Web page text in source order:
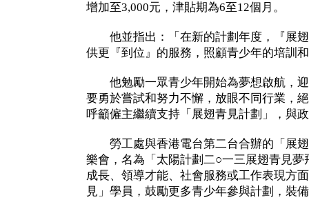
增加至3,000元，津貼期為6至12個月。
他並指出：「在新的計劃年度，『展翅
供更『到位』的服務，照顧青少年的培訓
他勉勵一眾青少年開始為夢想啟航，迎
要勇於嘗試和努力不懈，放眼不同行業，
呼籲僱主繼續支持「展翅青見計劃」，與
勞工處與香港電台第二台合辦的「展翅
樂會，名為「太陽計劃二○一三展翅青見
成長、領導才能、社會服務或工作表現方
見」學員，鼓勵更多青少年參與計劃，裝